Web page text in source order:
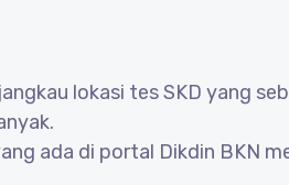
lokasi tes SKD yang
ada di portal Dikdin BKN